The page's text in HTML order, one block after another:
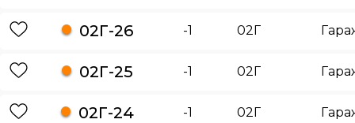
02Г-26 -1 02Г
02Г-25 -1 02Г
02Г-24 -1 02Г